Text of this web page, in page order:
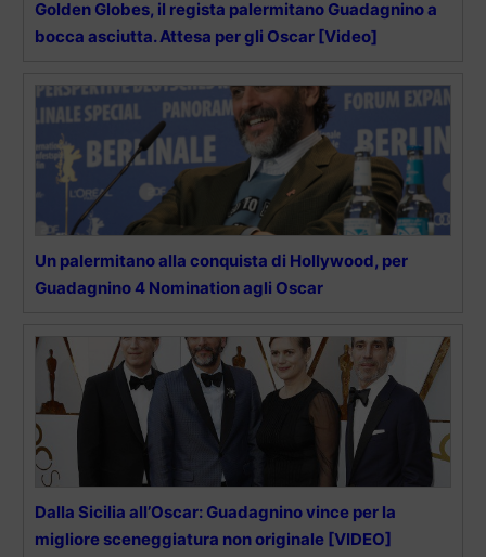
Golden Globes, il regista palermitano Guadagnino a
bocca asciutta. Attesa per gli Oscar [Video]
Un palermitano alla conquista di Hollywood, per
Guadagnino 4 Nomination agli Oscar
Dalla Sicilia all’Oscar: Guadagnino vince per la
migliore sceneggiatura non originale [VIDEO]